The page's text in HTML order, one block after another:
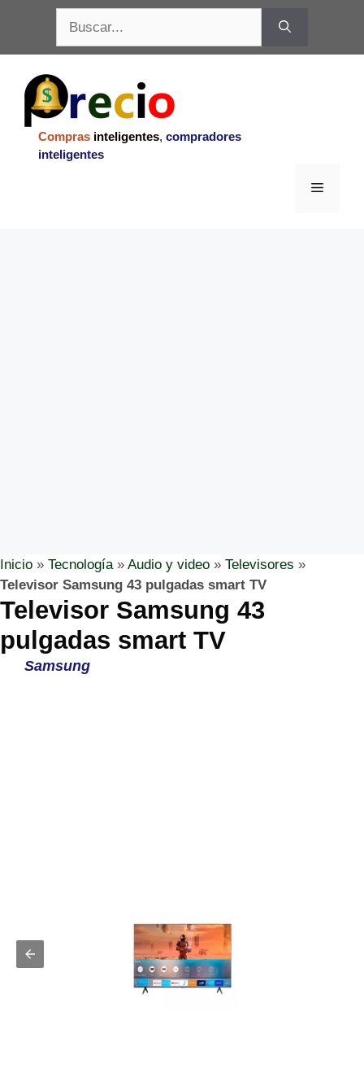
contenido
Compras inteligentes, compradores
inteligentes
Menu
Inicio » Tecnología» Audio y video » Televisores »
Televisor Samsung 43 pulgadas smart TV
Televisor Samsung 43
pulgadas smart TV
Samsung